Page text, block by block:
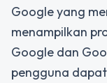
Google yang
menampilkan
Google dan
pengguna